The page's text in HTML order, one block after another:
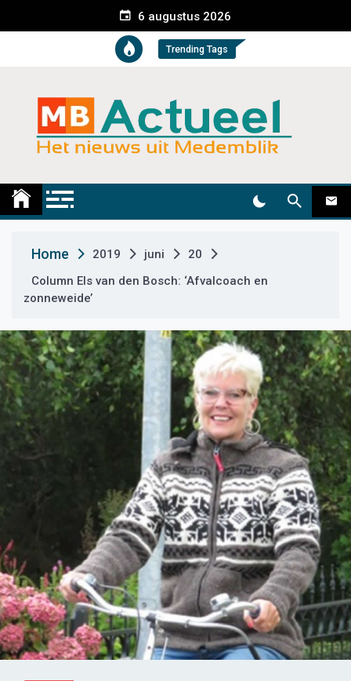
e
t
6 augustus 2026
Trending Tags
Medemblik Actueel
Home 2019 juni
20
Column Els van den Bosch: ‘Afvalcoach en
zonneweide’